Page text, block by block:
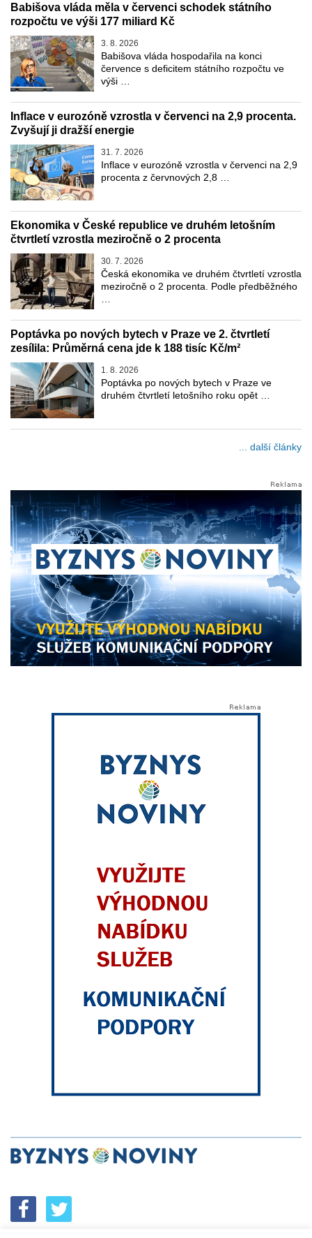
Babišova vláda měla v červenci schodek státního
rozpočtu ve výši 177 miliard Kč
3. 8. 2026
Babišova vláda hospodařila na konci
července s deficitem státního rozpočtu ve
výši …
Inflace v eurozóně vzrostla v červenci na 2,9 procenta.
Zvyšují ji dražší energie
31. 7. 2026
Inflace v eurozóně vzrostla v červenci na 2,9
procenta z červnových 2,8 …
Ekonomika v České republice ve druhém letošním
čtvrtletí vzrostla meziročně o 2 procenta
30. 7. 2026
Česká ekonomika ve druhém čtvrtletí vzrostla
meziročně o 2 procenta. Podle předběžného
Poptávka po nových bytech v Praze ve 2. čtvrtletí
zesílila: Průměrná cena jde k 188 tisíc Kč/m²
1. 8. 2026
Poptávka po nových bytech v Praze ve
druhém čtvrtletí letošního roku opět …
... další články